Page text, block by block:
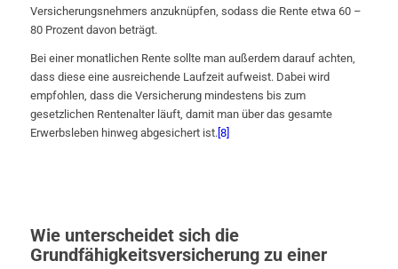
Versicherungsnehmers anzuknüpfen, sodass die Rente etwa 60 –
80 Prozent davon beträgt.
Bei einer monatlichen Rente sollte man außerdem darauf achten,
dass diese eine ausreichende Laufzeit aufweist. Dabei wird
empfohlen, dass die Versicherung mindestens bis zum
gesetzlichen Rentenalter läuft, damit man über das gesamte
Erwerbsleben hinweg abgesichert ist. [8]
Wie unterscheidet sich die
Grundfähigkeitsversicherung zu einer